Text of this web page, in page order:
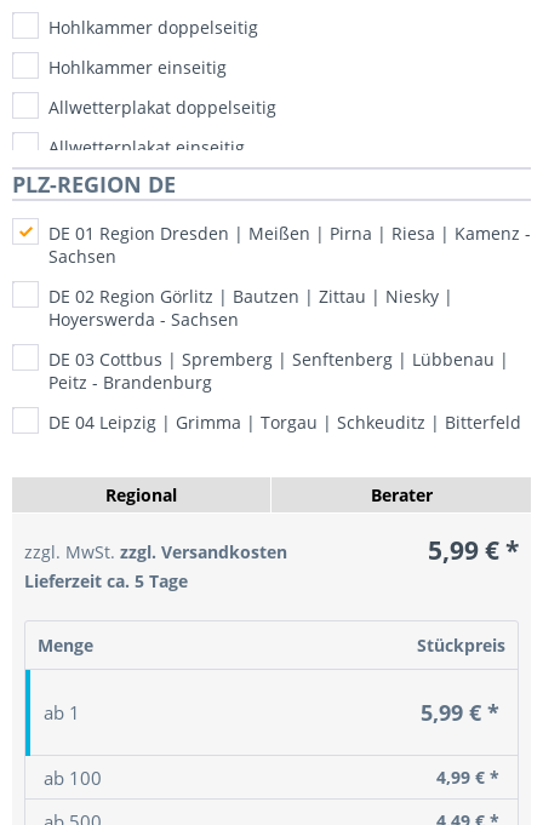
Hohlkammer doppelseitig
Hohlkammer einseitig
Allwetterplakat doppelseitig
Allwetterplakat einseitig
PLZ-REGION DE
DE 01 Region Dresden | Meißen | Pirna | Riesa | Kamenz -
Sachsen
DE 02 Region Görlitz | Bautzen | Zittau | Niesky |
Hoyerswerda - Sachsen
DE 03 Cottbus | Spremberg | Senftenberg | Lübbenau |
Peitz - Brandenburg
DE 04 Leipzig | Grimma | Torgau | Schkeuditz | Bitterfeld
DE 06 Halle | Merseburg | Sangerhausen | Köthen |
Bernburg - Sachsen-Anhalt
DE 07 Gera | Jena | Altenburg | Zeitz | Weida - Thüringen
DE 08 Plauen | Greiz | Auerbach/Vgtl. | Oelsnitz/Vogtl. |
DE 09 Chemnitz | Glauchau | Schwarzenberg | Freiberg |
Rochlitz - Sachsen
DE 11 Berlin - Berlin
DE 10 Berlin - Berlin
DE 12 Berlin - Berlin
Regional Berater
5,99 €*
zzgl. MwSt. zzgl. Versandkosten
Lieferzeit ca. 5 Tage
Menge Stückpreis
ab 1 5,99 € *
ab 100 4,99 € *
4,49 € *